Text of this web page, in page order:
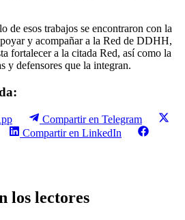
de esos trabajos se encontraron con la
y acompañar a la Red de DDHH,
fortalecer a la citada Red, así como la
y defensores que la integran.
Compartir en Telegram
Compartir en LinkedIn
los lectores